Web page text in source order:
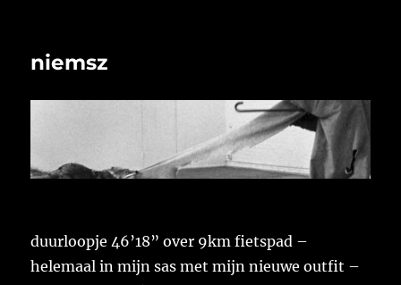
niemsz
duurloopje 46’18” over 9km fietspad –
helemaal in mijn sas met mijn nieuwe outfit –